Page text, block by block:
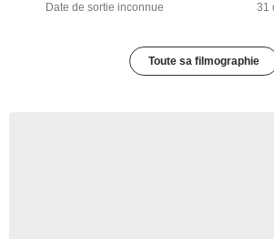
Date de sortie inconnue 31
Toute sa filmographie